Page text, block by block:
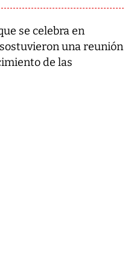
se celebra en
una reunión
de las